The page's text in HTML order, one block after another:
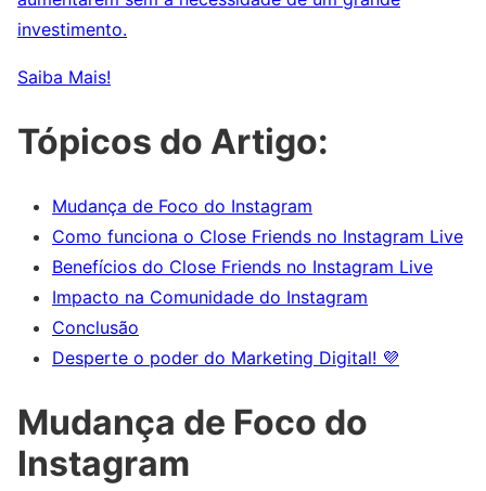
investimento.
Saiba Mais!
Tópicos do Artigo:
Mudança de Foco do Instagram
Como funciona o Close Friends no Instagram Live
Benefícios do Close Friends no Instagram Live
Impacto na Comunidade do Instagram
Conclusão
Desperte o poder do Marketing Digital! 💜
Mudança de Foco do
Instagram